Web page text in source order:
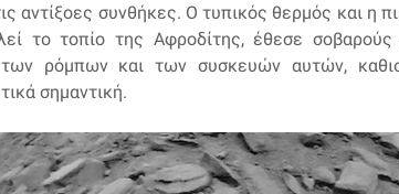
αντίξοες συνθήκες. Ο τυπικός θερμός και η
το τοπίο της Αφροδίτης, έθεσε σοβαρούς
ρόμπων και των συσκευών αυτών,
σημαντική.